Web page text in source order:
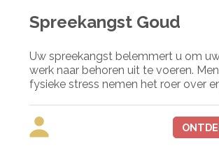
Spreekangst Goud
Uw spreekangst belemmert u om
werk naar behoren uit te voeren.
fysieke stress nemen het roer over